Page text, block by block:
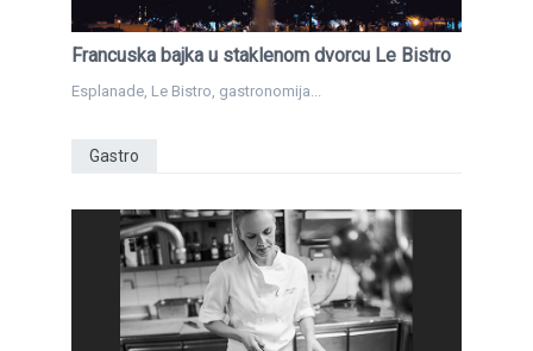
Francuska bajka u staklenom dvorcu Le Bistro
Esplanade, Le Bistro, gastronomija...
Gastro